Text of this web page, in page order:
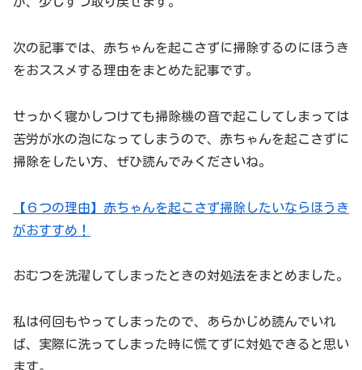
次の記事では、赤ちゃんを起こさずに掃除するのにほうき
をおススメする理由をまとめた記事です。
せっかく寝かしつけても掃除機の音で起こしてしまっては
苦労が水の泡になってしまうので、赤ちゃんを起こさずに
掃除をしたい方、ぜひ読んでみくださいね。
【６つの理由】赤ちゃんを起こさず掃除したいならほうき
がおすすめ！
おむつを洗濯してしまったときの対処法をまとめました。
私は何回もやってしまったので、あらかじめ読んでいれ
ば、実際に洗ってしまった時に慌てずに対処できると思い
ます。